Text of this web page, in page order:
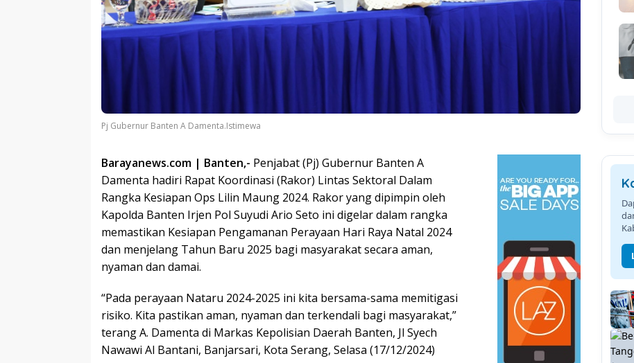
Pj Gubernur Banten A Damenta.Istimewa
Barayanews.com | Banten,- Penjabat (Pj) Gubernur Banten A
Damenta hadiri Rapat Koordinasi (Rakor) Lintas Sektoral Dalam
Rangka Kesiapan Ops Lilin Maung 2024. Rakor yang dipimpin oleh
Kapolda Banten Irjen Pol Suyudi Ario Seto ini digelar dalam rangka
memastikan Kesiapan Pengamanan Perayaan Hari Raya Natal 2024
dan menjelang Tahun Baru 2025 bagi masyarakat secara aman,
nyaman dan damai.
“Pada perayaan Nataru 2024-2025 ini kita bersama-sama memitigasi
risiko. Kita pastikan aman, nyaman dan terkendali bagi masyarakat,”
terang A. Damenta di Markas Kepolisian Daerah Banten, Jl Syech
Nawawi Al Bantani, Banjarsari, Kota Serang, Selasa (17/12/2024)